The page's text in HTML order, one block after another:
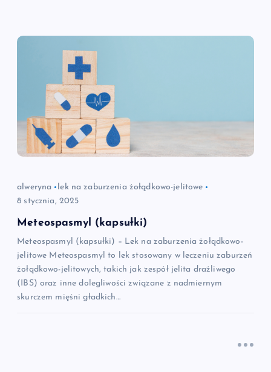
alweryna
lek na zaburzenia żołądkowo-jelitowe
8 stycznia, 2025
Meteospasmyl (kapsułki)
Meteospasmyl (kapsułki) – Lek na zaburzenia żołądkowo-
jelitowe Meteospasmyl to lek stosowany w leczeniu zaburzeń
żołądkowo-jelitowych, takich jak zespół jelita drażliwego
(IBS) oraz inne dolegliwości związane z nadmiernym
skurczem mięśni gładkich…